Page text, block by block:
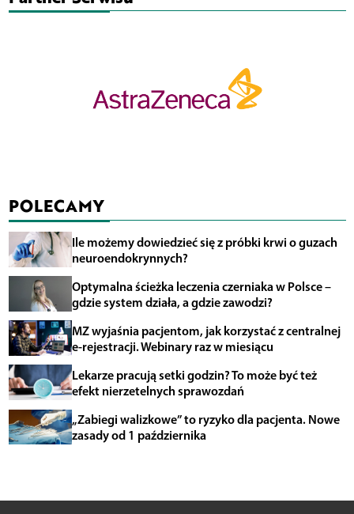
POLECAMY
Ile możemy dowiedzieć się z próbki krwi o guzach
neuroendokrynnych?
Optymalna ścieżka leczenia czerniaka w Polsce –
gdzie system działa, a gdzie zawodzi?
MZ wyjaśnia pacjentom, jak korzystać z centralnej
e-rejestracji. Webinary raz w miesiącu
Lekarze pracują setki godzin? To może być też
efekt nierzetelnych sprawozdań
„Zabiegi walizkowe” to ryzyko dla pacjenta. Nowe
zasady od 1 października